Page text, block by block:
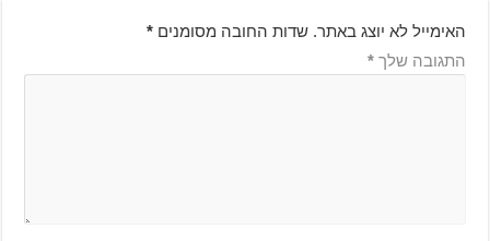
האימייל לא יוצג באתר. שדות החובה מסומנים *
התגובה שלך *